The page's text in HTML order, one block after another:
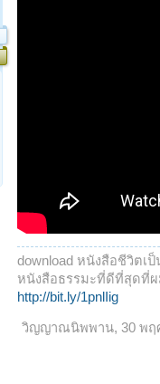
download หนังสือชีวิตเ
หนังสือธรรมะที่ดีที่สุดที่ผ
http://bit.ly/1pnlIig
วิญญาณนิพพาน, 30 พฤ